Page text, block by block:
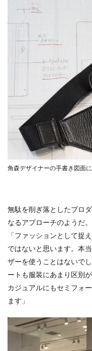
角森デザイナーの手書き図面
無駄を削ぎ落としたプロ
なるアプローチのようだ。
「ファッションとして捉
ではないと思います。本
ザーを使うことはないで
ートも服装にあまり区別
カジュアルにもセミフォ
ます」